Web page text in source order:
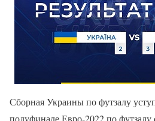
Сборная Украины по футзалу
полуфинале Евро-2022 по футзалу